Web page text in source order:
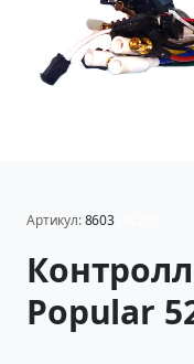
Артикул:8603
Popular